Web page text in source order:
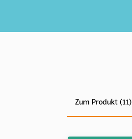
Zum Produkt (11)